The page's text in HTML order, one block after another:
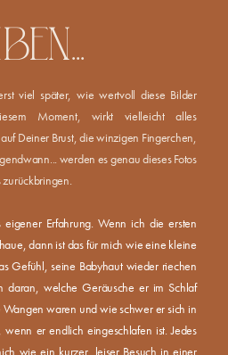
viel später, wie wertvoll diese Bilder
Moment, wirkt vielleicht alles
Deiner Brust, die winzigen Fingerchen,
werden es genau dieses Fotos
Erfahrung. Wenn ich die ersten
dann ist das für mich wie eine kleine
Gefühl, seine Babyhaut wieder riechen
daran, welche Geräusche er im Schlaf
waren und wie schwer er sich in
er endlich eingeschlafen ist. Jedes
wie ein kurzer, leiser Besuch in einer